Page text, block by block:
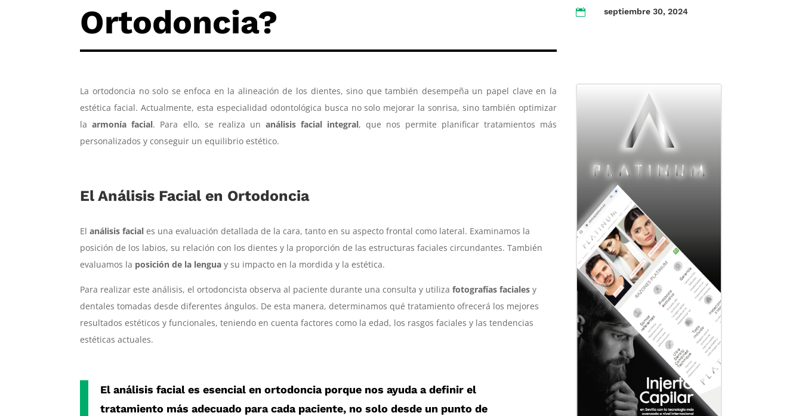
Ortodoncia?
 septiembre 30, 2024
La ortodoncia no solo se enfoca en la alineación de los dientes, sino que también desempeña un papel clave en la
estética facial. Actualmente, esta especialidad odontológica busca no solo mejorar la sonrisa, sino también optimizar
laarmonía facial. Para ello, se realiza un análisis facial integral, que nos permite planificar tratamientos más
personalizados y conseguir un equilibrio estético.
El Análisis Facial en Ortodoncia
Elanálisis facial es una evaluación detallada de la cara, tanto en su aspecto frontal como lateral. Examinamos la
posición de los labios, su relación con los dientes y la proporción de las estructuras faciales circundantes. También
evaluamos la posición de la lengua y su impacto en la mordida y la estética.
Para realizar este análisis, el ortodoncista observa al paciente durante una consulta y utilizafotografías faciales y
dentales tomadas desde diferentes ángulos. De esta manera, determinamos qué tratamiento ofrecerá los mejores
resultados estéticos y funcionales, teniendo en cuenta factores como la edad, los rasgos faciales y las tendencias
estéticas actuales.
El análisis facial es esencial en ortodoncia porque nos ayuda a definir el
tratamiento más adecuado para cada paciente, no solo desde un punto de